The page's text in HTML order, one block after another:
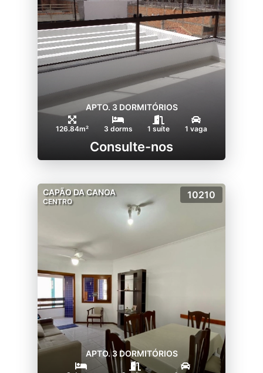
APTO. 3 DORMITÓRIOS
126.84m² 3 dorms 1 suíte 1 vaga
Consulte-nos
CAPÃO DA CANOA
CENTRO
10210
APTO. 3 DORMITÓRIOS